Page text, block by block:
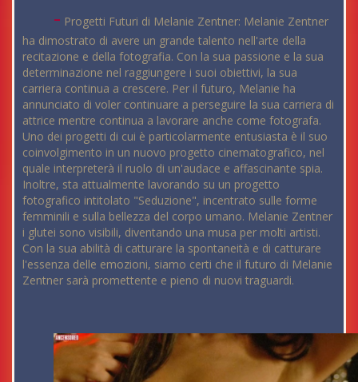
- Progetti Futuri di Melanie Zentner: Melanie Zentner
ha dimostrato di avere un grande talento nell'arte della
recitazione e della fotografia. Con la sua passione e la sua
determinazione nel raggiungere i suoi obiettivi, la sua
carriera continua a crescere. Per il futuro, Melanie ha
annunciato di voler continuare a perseguire la sua carriera di
attrice mentre continua a lavorare anche come fotografa.
Uno dei progetti di cui è particolarmente entusiasta è il suo
coinvolgimento in un nuovo progetto cinematografico, nel
quale interpreterà il ruolo di un'audace e affascinante spia.
Inoltre, sta attualmente lavorando su un progetto
fotografico intitolato "Seduzione", incentrato sulle forme
femminili e sulla bellezza del corpo umano. Melanie Zentner
i glutei sono visibili, diventando una musa per molti artisti.
Con la sua abilità di catturare la spontaneità e di catturare
l'essenza delle emozioni, siamo certi che il futuro di Melanie
Zentner sarà promettente e pieno di nuovi traguardi.